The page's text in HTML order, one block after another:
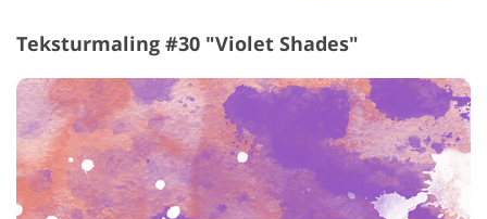
Teksturmaling #30 "Violet Shades"